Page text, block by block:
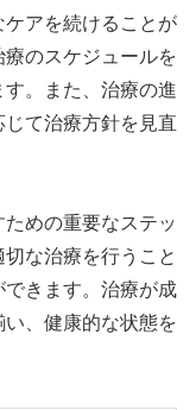
アを続けることが
のスケジュールを
。また、治療の進
て治療方針を見直
めの重要なステッ
な治療を行うこと
きます。治療が成
、健康的な状態を